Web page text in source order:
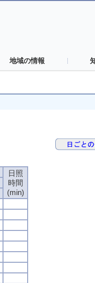
地域の情報
日照
時間
(min)
日照
時間
(min)
日照
時間
(min)
日照
時間
(min)